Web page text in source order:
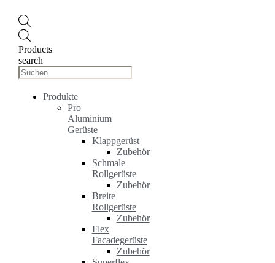
Products
search
Produkte
Pro
Aluminium
Gerüste
Klappgerüst
Zubehör
Schmale
Rollgerüste
Zubehör
Breite
Rollgerüste
Zubehör
Flex
Facadegerüste
Zubehör